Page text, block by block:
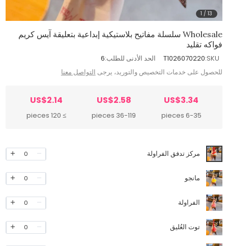
1 /13
Wholesale سلسلة مفاتيح بلاستيكية إبداعية بتعليقة آيس كريم
فواكه تقليد
SKU:
T1026070220 الحد الأدنى للطلب:6
للحصول على خدمات التخصيص والتوريد، يرجى التواصل معنا
US$3.34
6-35 pieces
US$2.58
36-119 pieces
US$2.14
≥ 120 pieces
مركز تدفق الفراولة 0
مانجو 0
الفراولة 0
توت العُليق 0